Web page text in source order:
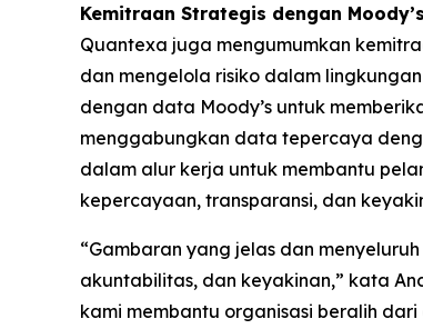
Kemitraan Strategis dengan Moody’s
Quantexa juga mengumumkan
dan mengelola risiko dalam
dengan data Moody’s untuk
menggabungkan data tepercaya
dalam alur kerja untuk membantu
kepercayaan, transparansi, dan
“Gambaran yang jelas dan
akuntabilitas, dan keyakinan,” kata
kami membantu organisasi beralih